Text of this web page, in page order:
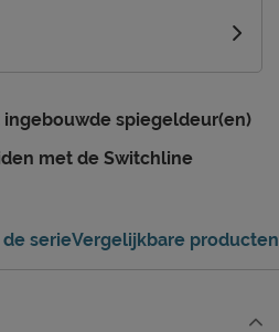
spiegeldeur(en)
met de Switchline
serieVergelijkbare producten